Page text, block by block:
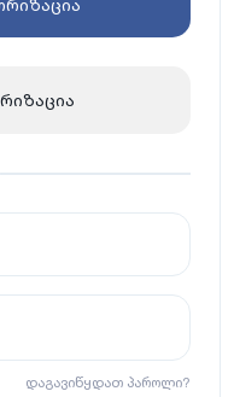
დაგავიწყდათ პაროლი?